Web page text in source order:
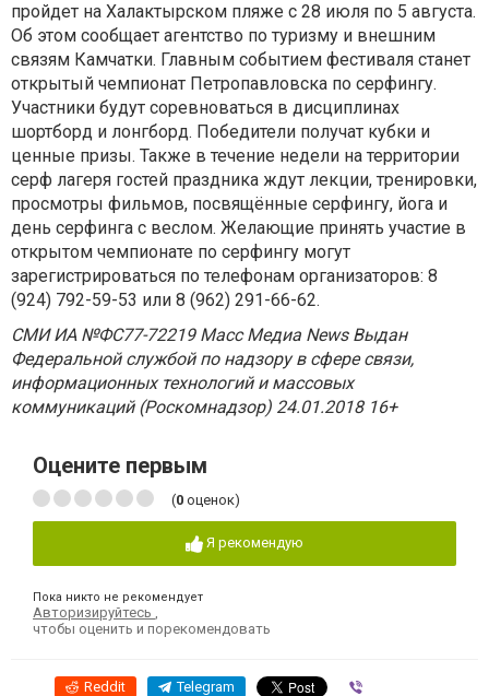
пройдет на Халактырском пляже с 28 июля по 5 августа.
Об этом сообщает агентство по туризму и внешним
связям Камчатки. Главным событием фестиваля станет
открытый чемпионат Петропавловска по серфингу.
Участники будут соревноваться в дисциплинах
шортборд и лонгборд. Победители получат кубки и
ценные призы. Также в течение недели на территории
серф лагеря гостей праздника ждут лекции, тренировки,
просмотры фильмов, посвящённые серфингу, йога и
день серфинга с веслом. Желающие принять участие в
открытом чемпионате по серфингу могут
зарегистрироваться по телефонам организаторов: 8
(924) 792-59-53 или 8 (962) 291-66-62.
СМИ ИА №ФС77-72219 Масс Медиа News Выдан
Федеральной службой по надзору в сфере связи,
информационных технологий и массовых
коммуникаций (Роскомнадзор) 24.01.2018 16+
Оцените первым
(0 оценок)
Я рекомендую
Пока никто не рекомендует
Авторизируйтесь
чтобы оценить и порекомендовать
Reddit Telegram